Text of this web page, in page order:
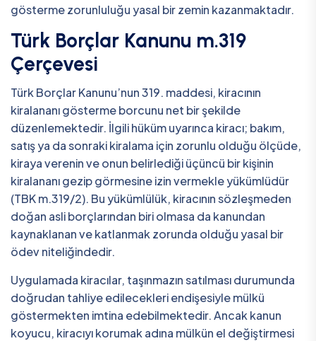
gösterme zorunluluğu yasal bir zemin kazanmaktadır.
Türk Borçlar Kanunu m.319
Çerçevesi
Türk Borçlar Kanunu’nun 319. maddesi, kiracının
kiralananı gösterme borcunu net bir şekilde
düzenlemektedir. İlgili hüküm uyarınca kiracı; bakım,
satış ya da sonraki kiralama için zorunlu olduğu ölçüde,
kiraya verenin ve onun belirlediği üçüncü bir kişinin
kiralananı gezip görmesine izin vermekle yükümlüdür
(TBK m.319/2). Bu yükümlülük, kiracının sözleşmeden
doğan asli borçlarından biri olmasa da kanundan
kaynaklanan ve katlanmak zorunda olduğu yasal bir
ödev niteliğindedir.
Uygulamada kiracılar, taşınmazın satılması durumunda
doğrudan tahliye edilecekleri endişesiyle mülkü
göstermekten imtina edebilmektedir. Ancak kanun
koyucu, kiracıyı korumak adına mülkün el değiştirmesi